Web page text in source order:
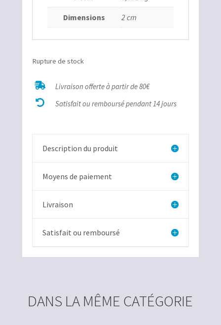
Dimensions 2 cm
Rupture de stock
 Livraison offerte à partir de 80€
 Satisfait ou remboursé pendant 14 jours
Description du produit
Moyens de paiement
Livraison
Satisfait ou remboursé
DANS LA MÊME CATÉGORIE